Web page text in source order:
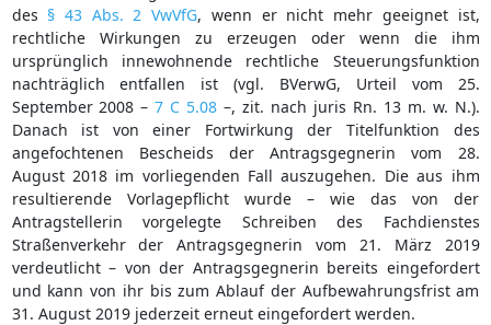
des § 43 Abs. 2 VwVfG, wenn er nicht mehr geeignet ist,
rechtliche Wirkungen zu erzeugen oder wenn die ihm
ursprünglich innewohnende rechtliche Steuerungsfunktion
nachträglich entfallen ist (vgl. BVerwG, Urteil vom 25.
September 2008 –7 C 5.08 –, zit. nach juris Rn. 13 m. w. N.).
Danach ist von einer Fortwirkung der Titelfunktion des
angefochtenen Bescheids der Antragsgegnerin vom 28.
August 2018 im vorliegenden Fall auszugehen. Die aus ihm
resultierende Vorlagepflicht wurde – wie das von der
Antragstellerin vorgelegte Schreiben des Fachdienstes
Straßenverkehr der Antragsgegnerin vom 21. März 2019
verdeutlicht – von der Antragsgegnerin bereits eingefordert
und kann von ihr bis zum Ablauf der Aufbewahrungsfrist am
31. August 2019 jederzeit erneut eingefordert werden.